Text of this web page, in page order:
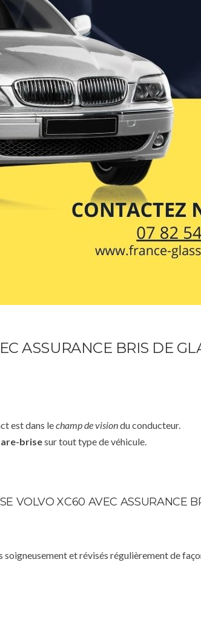
ASSURANCE BRIS DE
est dans lechamp de visiondu conducteur.
brisesur tout type de véhicule.
VOLVO XC60 AVEC ASSURANCE
et révisés régulièrement de